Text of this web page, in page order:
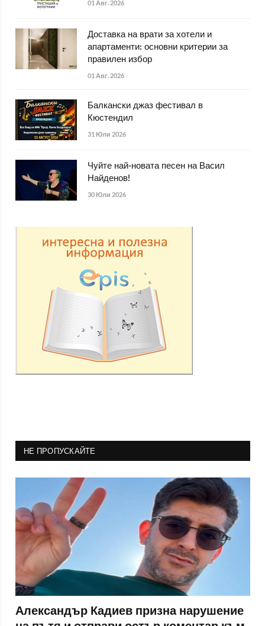
01 Авг. 2026
Доставка на врати за хотели и
апартаменти: основни критерии за
правилен избор
01 Авг. 2026
Балкански джаз фестивал в
Кюстендил
31 Юли 2026
Чуйте най-новата песен на Васил
Найденов!
30 Юли 2026
НЕ ПРОПУСКАЙТЕ
Александър Кадиев призна нарушение